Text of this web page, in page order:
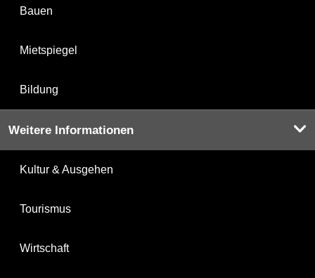
Bauen
Mietspiegel
Bildung
Weitere Informationen
Kultur & Ausgehen
Tourismus
Wirtschaft